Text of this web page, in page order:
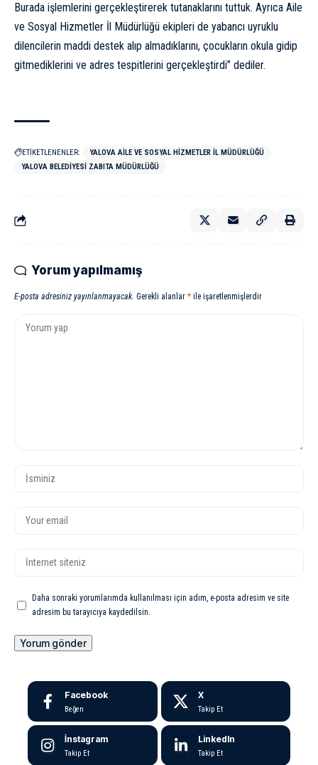
Burada işlemlerini gerçekleştirerek tutanaklarını tuttuk. Ayrıca Aile
ve Sosyal Hizmetler İl Müdürlüğü ekipleri de yabancı uyruklu
dilencilerin maddi destek alıp almadıklarını, çocukların okula gidip
gitmediklerini ve adres tespitlerini gerçekleştirdi” dediler.
ETİKETLENENLER:
YALOVA AILE VE SOSYAL HIZMETLER İL MÜDÜRLÜĞÜ
YALOVA BELEDIYESI ZABITA MÜDÜRLÜĞÜ
Yorum yapılmamış
E-posta adresiniz yayınlanmayacak. Gerekli alanlar * ile işaretlenmişlerdir
Daha sonraki yorumlarımda kullanılması için adım, e-posta adresim ve site
adresim bu tarayıcıya kaydedilsin.
Facebook
Beğen
X
Takip Et
İnstagram
Takip Et
LinkedIn
Takip Et